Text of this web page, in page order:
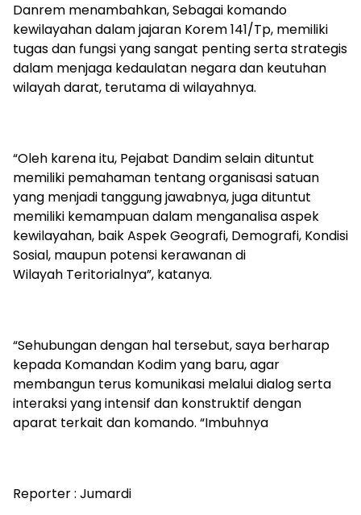
Danrem menambahkan, Sebagai komando
kewilayahan dalam jajaran Korem 141/Tp, memiliki
tugas dan fungsi yang sangat penting serta strategis
dalam menjaga kedaulatan negara dan keutuhan
wilayah darat, terutama di wilayahnya.
“Oleh karena itu, Pejabat Dandim selain dituntut
memiliki pemahaman tentang organisasi satuan
yang menjadi tanggung jawabnya, juga dituntut
memiliki kemampuan dalam menganalisa aspek
kewilayahan, baik Aspek Geografi, Demografi, Kondisi
Sosial, maupun potensi kerawanan di
Wilayah Teritorialnya”, katanya.
“Sehubungan dengan hal tersebut, saya berharap
kepada Komandan Kodim yang baru, agar
membangun terus komunikasi melalui dialog serta
interaksi yang intensif dan konstruktif dengan
aparat terkait dan komando. “Imbuhnya
Reporter : Jumardi